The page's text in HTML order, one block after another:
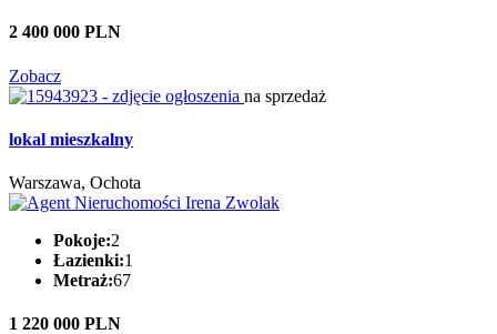
2 400 000 PLN
Zobacz
na sprzedaż
lokal mieszkalny
Warszawa, Ochota
Pokoje:2
Łazienki:1
Metraż:67
1 220 000 PLN